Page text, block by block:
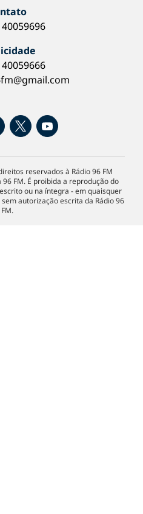
reservados à Rádio 96 FM
FM. É proibida a reprodução do
ou na íntegra - em quaisquer
autorização escrita da Rádio 96
FM.